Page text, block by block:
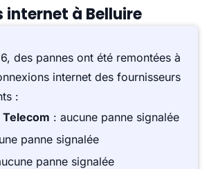
internet à Belluire
des pannes ont été remontées à
internet des fournisseurs
:
: aucune panne signalée
panne signalée
panne signalée